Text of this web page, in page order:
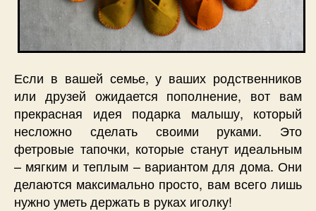
Если в вашей семье, у ваших родственников
или друзей ожидается пополнение, вот вам
прекрасная идея подарка малышу, который
несложно сделать своими руками. Это
фетровые тапочки, которые станут идеальным
– мягким и теплым – вариантом для дома. Они
делаются максимально просто, вам всего лишь
нужно уметь держать в руках иголку!